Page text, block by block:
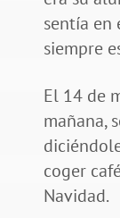
sentía en
siempre
El 14 de
mañana,
coger
Navidad.